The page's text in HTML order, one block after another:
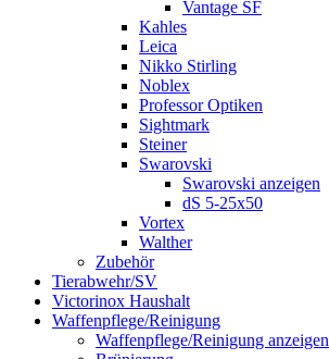
Vantage SF
Kahles
Leica
Nikko Stirling
Noblex
Professor Optiken
Sightmark
Steiner
Swarovski
Swarovski anzeigen
dS 5-25x50
Vortex
Walther
Zubehör
Tierabwehr/SV
Victorinox Haushalt
Waffenpflege/Reinigung
Waffenpflege/Reinigung anzeigen